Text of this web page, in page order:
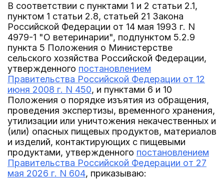
В соответствии с пунктами 1 и 2 статьи 2.1,
пунктом 1 статьи 2.8, статьей 21 Закона
Российской Федерации от 14 мая 1993 г. N
4979-1 "О ветеринарии", подпунктом 5.2.9
пункта 5 Положения о Министерстве
сельского хозяйства Российской Федерации,
утвержденного постановлением
Правительства Российской Федерации от 12
июня 2008 г. N 450, и пунктами 6 и 10
Положения о порядке изъятия из обращения,
проведения экспертизы, временного хранения,
утилизации или уничтожения некачественных и
(или) опасных пищевых продуктов, материалов
и изделий, контактирующих с пищевыми
продуктами, утвержденного постановлением
Правительства Российской Федерации от 27
мая 2026 г. N 604, приказываю: